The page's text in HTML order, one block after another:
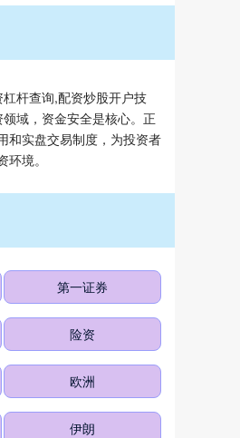
杆查询,配资炒股开户技
域，资金安全是核心。正
和实盘交易制度，为投资者
境。
第一证券
险资
欧洲
伊朗